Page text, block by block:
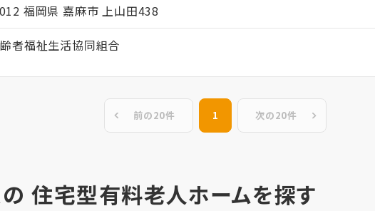
福岡県 嘉麻市 上山田438
者福祉生活協同組合
前の20件 1 次の20件
住宅型有料老人ホームを探す